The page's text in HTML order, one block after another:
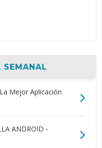
SEMANAL
Mejor Aplicación
ANDROID -